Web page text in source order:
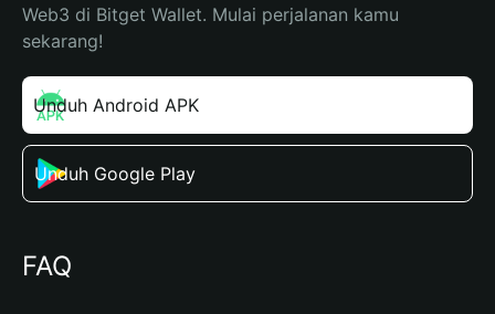
Web3 di Bitget Wallet. Mulai perjalanan kamu
sekarang!
Unduh Android APK
Unduh Google Play
FAQ